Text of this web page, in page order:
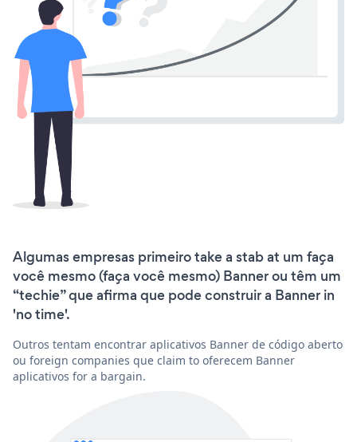
Algumas empresas primeiro take a stab at um faça
você mesmo (faça você mesmo) Banner ou têm um
“techie” que afirma que pode construir a Banner in
'no time'.
Outros tentam encontrar aplicativos Banner de código aberto
ou foreign companies que claim to oferecem Banner
aplicativos for a bargain.